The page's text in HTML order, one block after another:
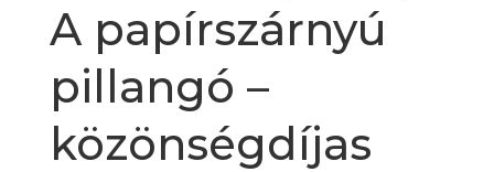
A papírszárnyú
pillangó –
közönségdíjas